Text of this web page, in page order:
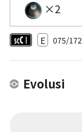
×2
E 075/172
Evolusi